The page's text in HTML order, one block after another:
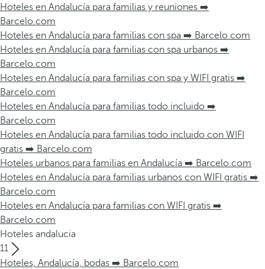
Hoteles en Andalucía para familias y reuniones ➡️
Barcelo.com
Hoteles en Andalucía para familias con spa ➡️ Barcelo.com
Hoteles en Andalucía para familias con spa urbanos ➡️
Barcelo.com
Hoteles en Andalucía para familias con spa y WIFI gratis ➡️
Barcelo.com
Hoteles en Andalucía para familias todo incluido ➡️
Barcelo.com
Hoteles en Andalucía para familias todo incluido con WIFI
gratis ➡️ Barcelo.com
Hoteles urbanos para familias en Andalucía ➡️ Barcelo.com
Hoteles en Andalucía para familias urbanos con WIFI gratis ➡️
Barcelo.com
Hoteles en Andalucía para familias con WIFI gratis ➡️
Barcelo.com
Hoteles andalucia
11
Hoteles, Andalucía, bodas ➡️ Barcelo.com